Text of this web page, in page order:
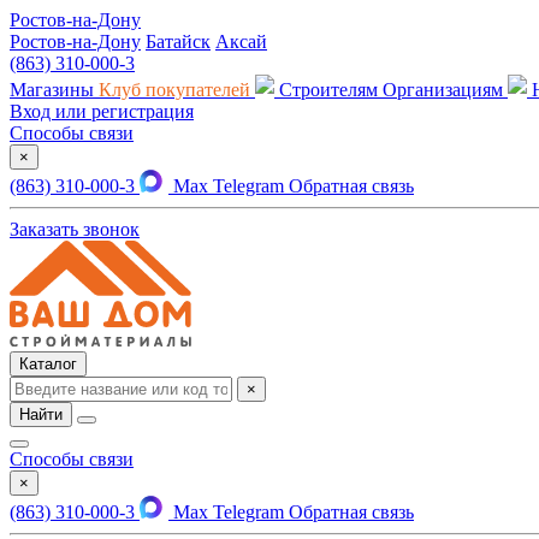
Ростов-на-Дону
Ростов-на-Дону Батайск Аксай
(863) 310-000-3
Магазины Клуб покупателей Строителям Организациям
Вход или регистрация
Способы связи
×
(863) 310-000-3 Max Telegram Обратная связь
Заказать звонок
Каталог
×
Найти
Способы связи
×
(863) 310-000-3 Max Telegram Обратная связь